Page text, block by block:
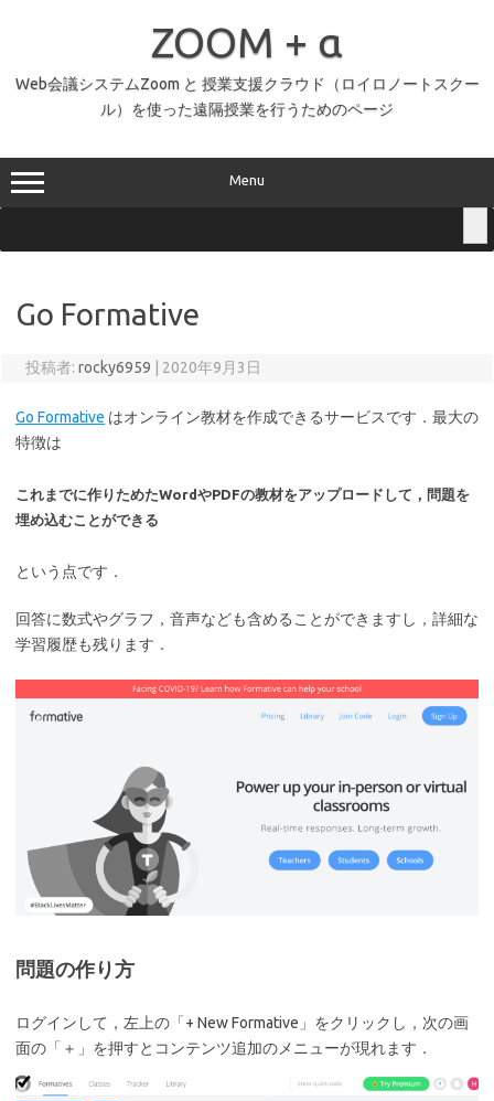
ZOOM + α
Web会議システムZoom と 授業支援クラウド（ロイロノートスクー
ル）を使った遠隔授業を行うためのページ
Menu
Go Formative
投稿者: rocky6959 2020年9月3日
Go Formative はオンライン教材を作成できるサービスです．最大の
特徴は
これまでに作りためたWordやPDFの教材をアップロードして，問題を
埋め込むことができる
という点です．
回答に数式やグラフ，音声なども含めることができますし，詳細な
学習履歴も残ります．
問題の作り方
ログインして，左上の「+ New Formative」をクリックし，次の画
面の「＋」を押すとコンテンツ追加のメニューが現れます．